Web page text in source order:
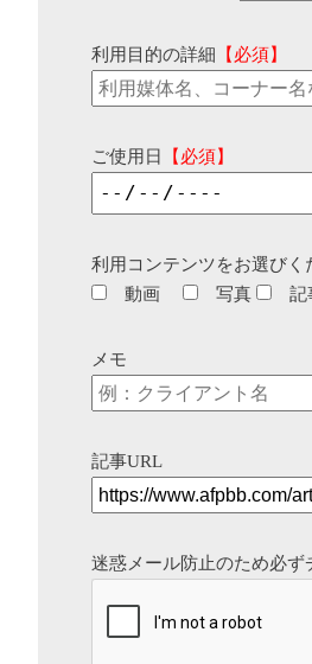
利用目的の詳細 【必須】
ご使用日 【必須】
利用コンテンツをお選びく
動画
写真 記
メモ
記事URL
迷惑メール防止のため必